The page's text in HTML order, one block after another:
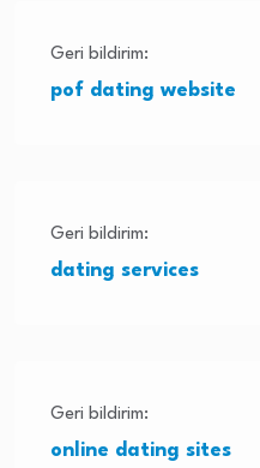
Geri bildirim:
pof dating website
Geri bildirim:
dating services
Geri bildirim:
online dating sites